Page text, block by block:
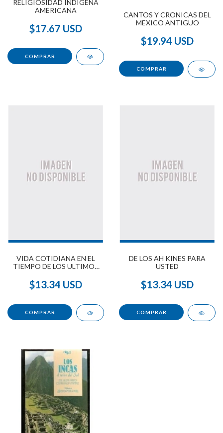
RELIGIOSIDAD INDÍGENA
AMERICANA
$17.67 USD
CANTOS Y CRONICAS DEL
MEXICO ANTIGUO
$19.94 USD
VIDA COTIDIANA EN EL
TIEMPO DE LOS ULTIMOS
$13.34 USD
DE LOS AH KINES PARA
USTED
$13.34 USD